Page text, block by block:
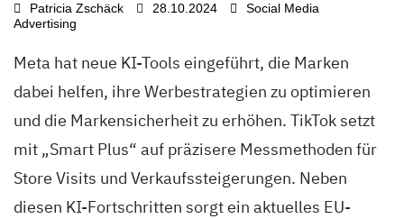
Patricia Zschäck 28.10.2024
Social Media
Advertising
Meta hat neue KI-Tools eingeführt, die Marken
dabei helfen, ihre Werbestrategien zu optimieren
und die Markensicherheit zu erhöhen. TikTok setzt
mit „Smart Plus“ auf präzisere Messmethoden für
Store Visits und Verkaufssteigerungen. Neben
diesen KI-Fortschritten sorgt ein aktuelles EU-